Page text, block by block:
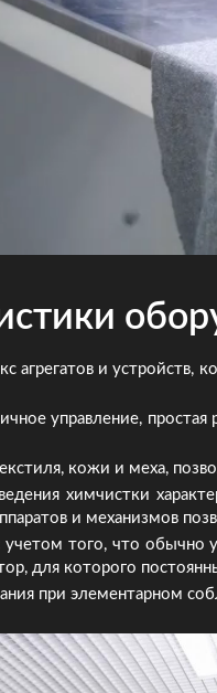
и
управление,
кожи и меха,
химчистки
и механизмов
того, что обычно
для которого
при элементарном